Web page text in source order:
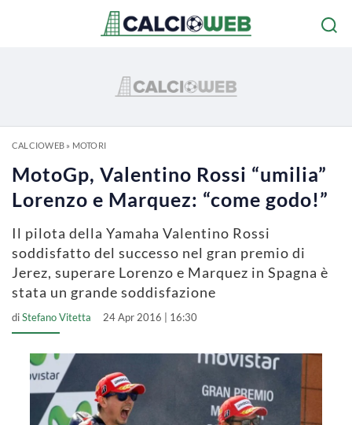
CALCIOWEB» MOTORI
MotoGp, Valentino Rossi “umilia”
Lorenzo e Marquez: “come godo!”
Il pilota della Yamaha Valentino Rossi
soddisfatto del successo nel gran premio di
Jerez, superare Lorenzo e Marquez in Spagna è
stata un grande soddisfazione
diStefano Vitetta 24 Apr 2016 | 16:30